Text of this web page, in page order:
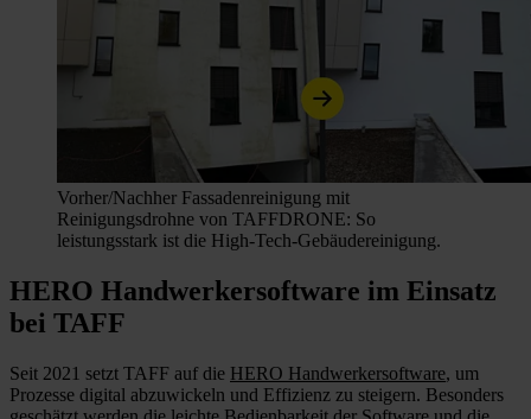
Vorher/Nachher Fassadenreinigung mit
Reinigungsdrohne von TAFFDRONE: So
leistungsstark ist die High-Tech-Gebäudereinigung.
HERO Handwerkersoftware im Einsatz
bei TAFF
Seit 2021 setzt TAFF auf die HERO Handwerkersoftware, um
Prozesse digital abzuwickeln und Effizienz zu steigern. Besonders